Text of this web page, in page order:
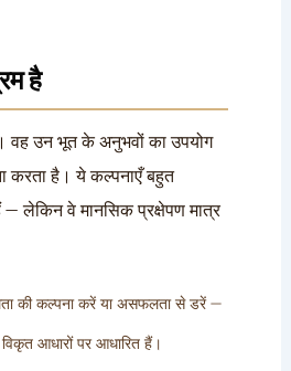
है
वह उन भूत के अनुभवों का उपयोग
करता है। ये कल्पनाएँ बहुत
लेकिन वे मानसिक प्रक्षेपण मात्र
की कल्पना करें या असफलता से डरें —
आधारों पर आधारित हैं।